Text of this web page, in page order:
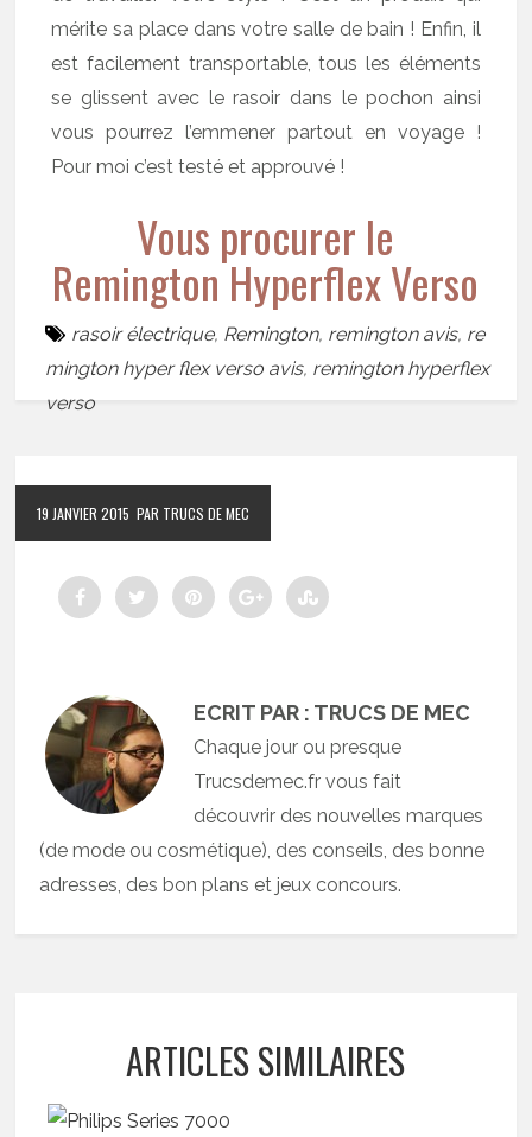
mérite sa place dans votre salle de bain ! Enfin, il
est facilement transportable, tous les éléments
se glissent avec le rasoir dans le pochon ainsi
vous pourrez l’emmener partout en voyage !
Pour moi c’est testé et approuvé !
Vous procurer le
Remington Hyperflex Verso
rasoir électrique, Remington, remington avis, re
mington hyper flex verso avis, remington hyperflex
verso
19 JANVIER 2015 PAR TRUCS DE MEC
ECRIT PAR : TRUCS DE MEC
Chaque jour ou presque
Trucsdemec.fr vous fait
découvrir des nouvelles marques
(de mode ou cosmétique), des conseils, des bonne
adresses, des bon plans et jeux concours.
ARTICLES SIMILAIRES